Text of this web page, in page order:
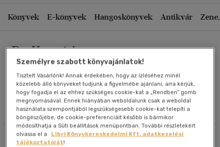
Könyvek E-könyvek Hangoskönyvek Antikvár
Dr. Havasi Anett
Művei
Olvasói vélemények
Szűrés Rendezés
Ár szerint csökkenő
Eladott darabszám szerint csökkenő
Eladott darabszám szerint növekvő
Cím szerint A-Z
Szerző szerint A-Z
Megjelenítés
20 db / oldal
Személyre szabott könyvajánlatok!
Tisztelt Vásárlónk! Annak érdekében, hogy az ízléséhez minél
közelebb álló könyveket tudjunk a figyelmébe ajánlani, arra kérjük,
hogy fogadja el az ehhez szükséges cookie-kat a „Rendben” gomb
megnyomásával. Ennek hiányában weboldalunk csak a weboldal
használata szempontjából legszükségesebb cookie-kat telepíti a
böngészőjébe, de cookie-preferenciáit később is bármikor
módosíthatja a Süti beállítások menüpontban. További részletekért
olvassa el a
Libri Könyvkereskedelmi Kft. adatkezelési
tájékoztatóját!